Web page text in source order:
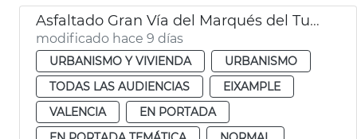
Asfaltado Gran Vía del Marqués del Turia València
modificado hace 9 días
URBANISMO Y VIVIENDA
URBANISMO
TODAS LAS AUDIENCIAS
EIXAMPLE
VALENCIA
EN PORTADA